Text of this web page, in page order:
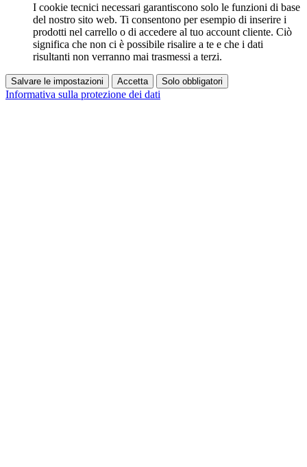
I cookie tecnici necessari garantiscono solo le funzioni di base
del nostro sito web. Ti consentono per esempio di inserire i
prodotti nel carrello o di accedere al tuo account cliente. Ciò
significa che non ci è possibile risalire a te e che i dati
risultanti non verranno mai trasmessi a terzi.
Salvare le impostazioni Accetta Solo obbligatori
Informativa sulla protezione dei dati